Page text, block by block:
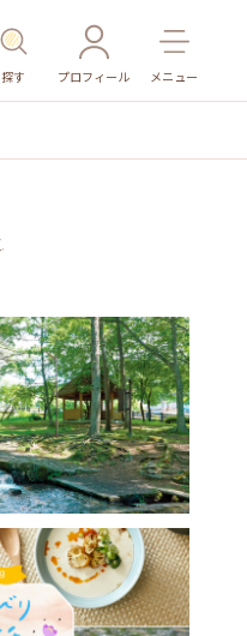
探す プロフィール メニュー
その他施設 ごはん